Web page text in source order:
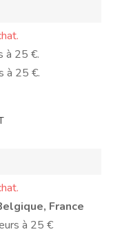
à 25 €.
à 25 €.
France
à 25 €